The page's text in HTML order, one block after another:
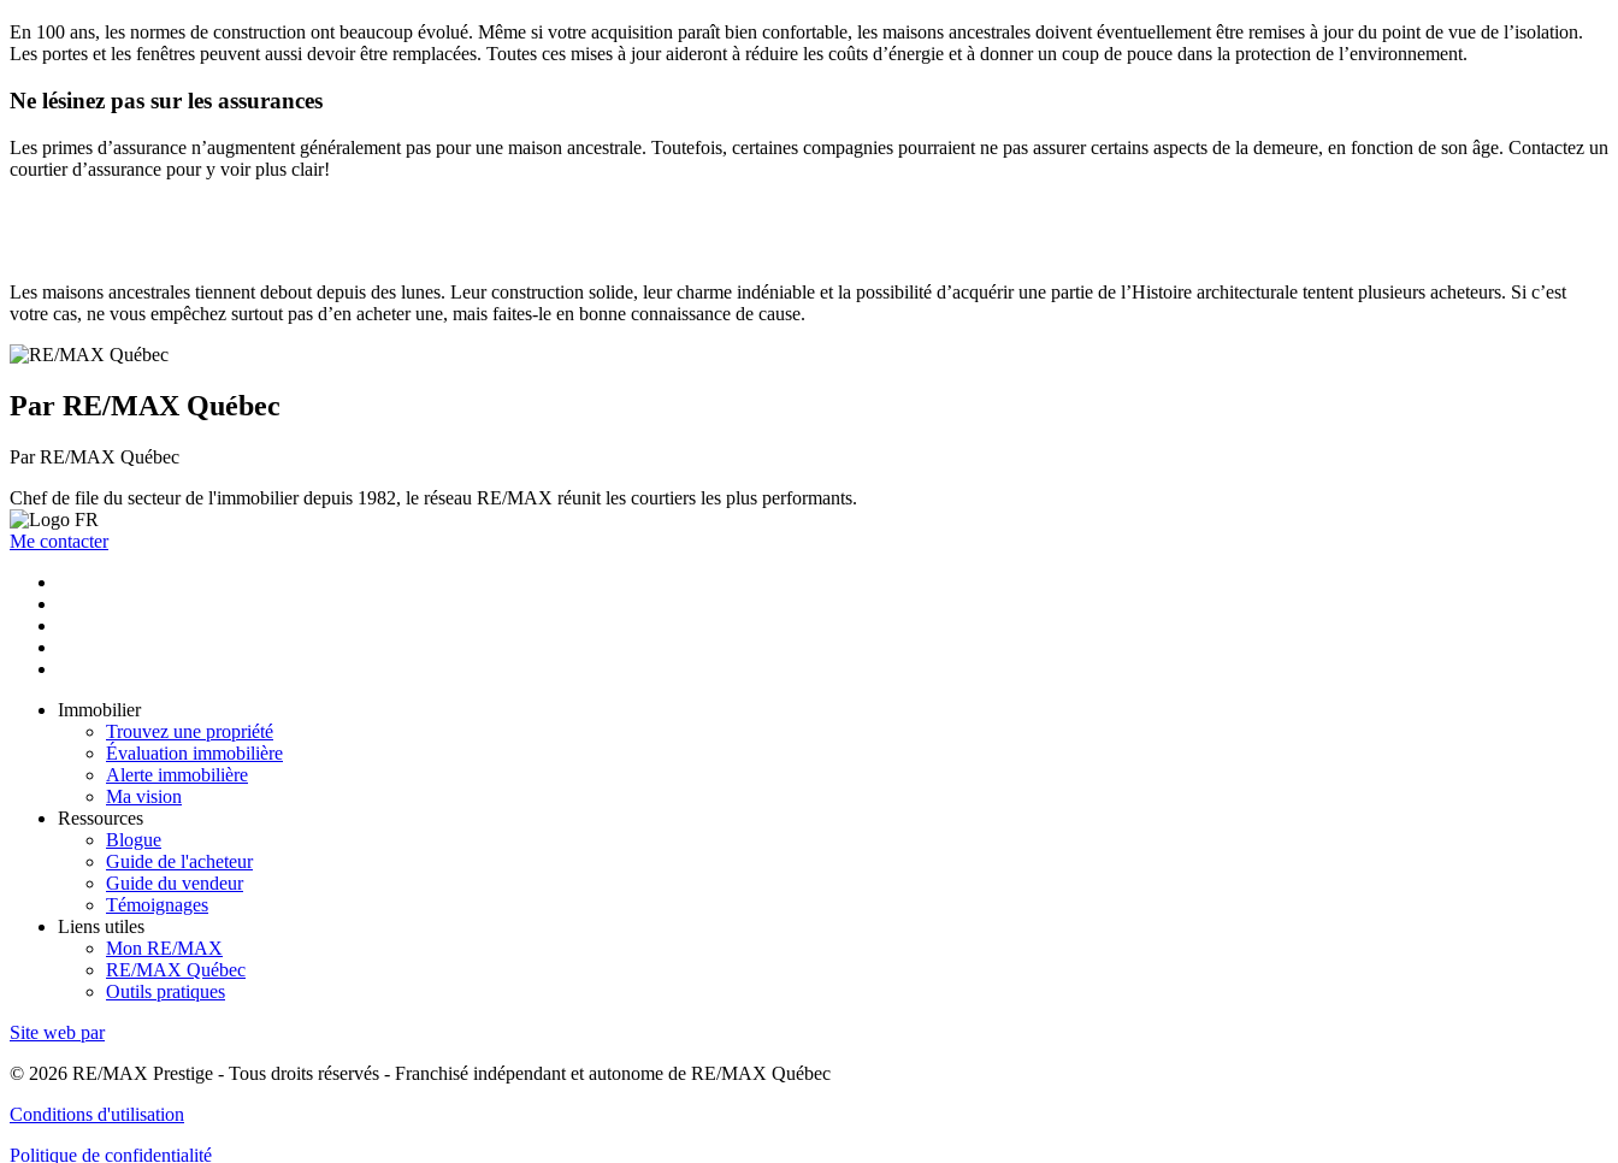
En 100 ans, les normes de construction ont beaucoup évolué. Même si votre acquisition paraît bien confortable, les maisons ancestrales doivent éventuellement être remises à jour du point de vue de l’isolation.
Les portes et les fenêtres peuvent aussi devoir être remplacées. Toutes ces mises à jour aideront à réduire les coûts d’énergie et à donner un coup de pouce dans la protection de l’environnement.
Ne lésinez pas sur les assurances
Les primes d’assurance n’augmentent généralement pas pour une maison ancestrale. Toutefois, certaines compagnies pourraient ne pas assurer certains aspects de la demeure, en fonction de son âge. Contactez un
courtier d’assurance pour y voir plus clair!
Les maisons ancestrales tiennent debout depuis des lunes. Leur construction solide, leur charme indéniable et la possibilité d’acquérir une partie de l’Histoire architecturale tentent plusieurs acheteurs. Si c’est
votre cas, ne vous empêchez surtout pas d’en acheter une, mais faites-le en bonne connaissance de cause.
Par RE/MAX Québec
Par RE/MAX Québec
Chef de file du secteur de l'immobilier depuis 1982, le réseau RE/MAX réunit les courtiers les plus performants.
Me contacter
Immobilier
Trouvez une propriété
Évaluation immobilière
Alerte immobilière
Ma vision
Ressources
Blogue
Guide de l'acheteur
Guide du vendeur
Témoignages
Liens utiles
Mon RE/MAX
RE/MAX Québec
Outils pratiques
Site web par
© 2026 RE/MAX Prestige - Tous droits réservés - Franchisé indépendant et autonome de RE/MAX Québec
Conditions d'utilisation
Politique de confidentialité